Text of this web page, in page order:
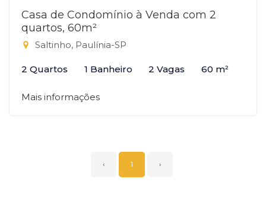
Casa de Condomínio à Venda com 2
quartos, 60m²
Saltinho, Paulínia-SP
2 Quartos 1 Banheiro 2 Vagas 60 m²
Mais informações
‹ 1 ›